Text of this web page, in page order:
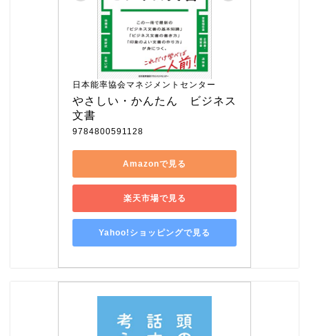
日本能率協会マネジメントセンター
やさしい・かんたん　ビジネス
文書
9784800591128
Amazonで見る
楽天市場で見る
Yahoo!ショッピングで見る